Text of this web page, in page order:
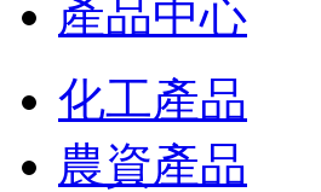
產品中心
化工產品
農資產品